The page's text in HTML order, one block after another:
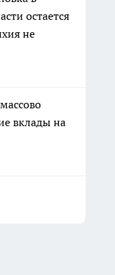
остается
не
вклады на